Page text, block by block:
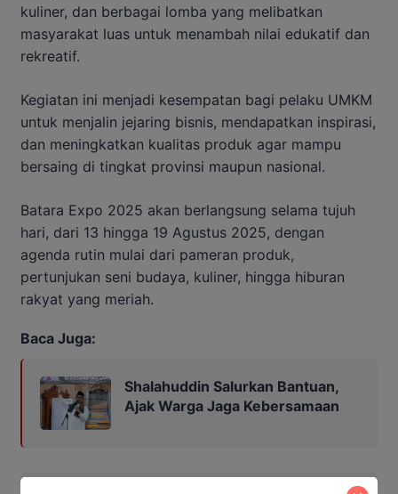
kuliner, dan berbagai lomba yang melibatkan
masyarakat luas untuk menambah nilai edukatif dan
rekreatif.
Kegiatan ini menjadi kesempatan bagi pelaku UMKM
untuk menjalin jejaring bisnis, mendapatkan inspirasi,
dan meningkatkan kualitas produk agar mampu
bersaing di tingkat provinsi maupun nasional.
Batara Expo 2025 akan berlangsung selama tujuh
hari, dari 13 hingga 19 Agustus 2025, dengan
agenda rutin mulai dari pameran produk,
pertunjukan seni budaya, kuliner, hingga hiburan
rakyat yang meriah.
Baca Juga:
Shalahuddin Salurkan Bantuan,
Ajak Warga Jaga Kebersamaan